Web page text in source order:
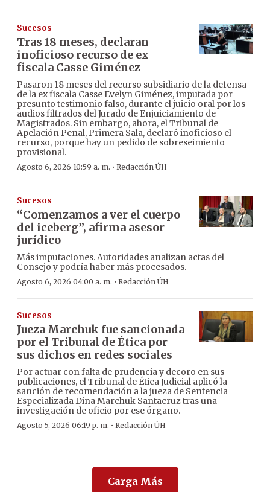
Sucesos
Tras 18 meses, declaran
inoficioso recurso de ex
fiscala Casse Giménez
Pasaron 18 meses del recurso subsidiario de la defensa
de la ex fiscala Casse Evelyn Giménez, imputada por
presunto testimonio falso, durante el juicio oral por los
audios filtrados del Jurado de Enjuiciamiento de
Magistrados. Sin embargo, ahora, el Tribunal de
Apelación Penal, Primera Sala, declaró inoficioso el
recurso, porque hay un pedido de sobreseimiento
provisional.
Agosto 6, 2026 10:59 a. m. · Redacción ÚH
Sucesos
“Comenzamos a ver el cuerpo
del iceberg”, afirma asesor
jurídico
Más imputaciones. Autoridades analizan actas del
Consejo y podría haber más procesados.
Agosto 6, 2026 04:00 a. m. · Redacción ÚH
Sucesos
Jueza Marchuk fue sancionada
por el Tribunal de Ética por
sus dichos en redes sociales
Por actuar con falta de prudencia y decoro en sus
publicaciones, el Tribunal de Ética Judicial aplicó la
sanción de recomendación a la jueza de Sentencia
Especializada Dina Marchuk Santacruz tras una
investigación de oficio por ese órgano.
Agosto 5, 2026 06:19 p. m. · Redacción ÚH
Carga Más